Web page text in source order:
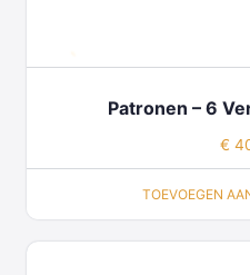
Patronen – 6
€
TOEVOEGEN